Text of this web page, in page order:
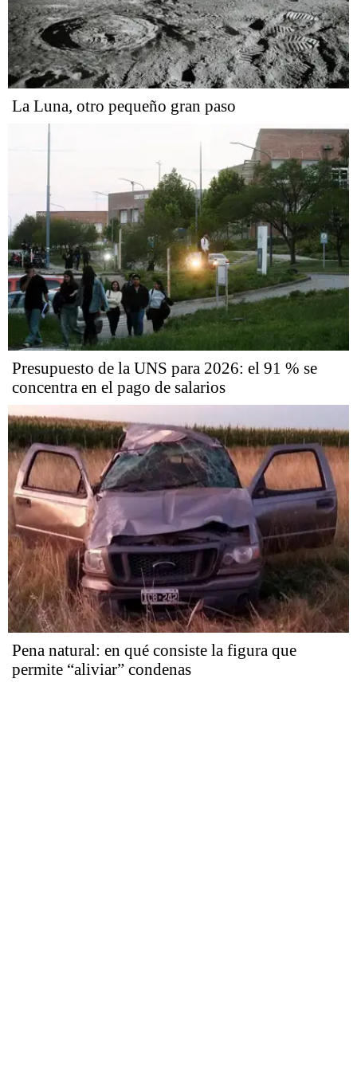
La Luna, otro pequeño gran paso
Presupuesto de la UNS para 2026: el 91 % se
concentra en el pago de salarios
Pena natural: en qué consiste la figura que
permite “aliviar” condenas